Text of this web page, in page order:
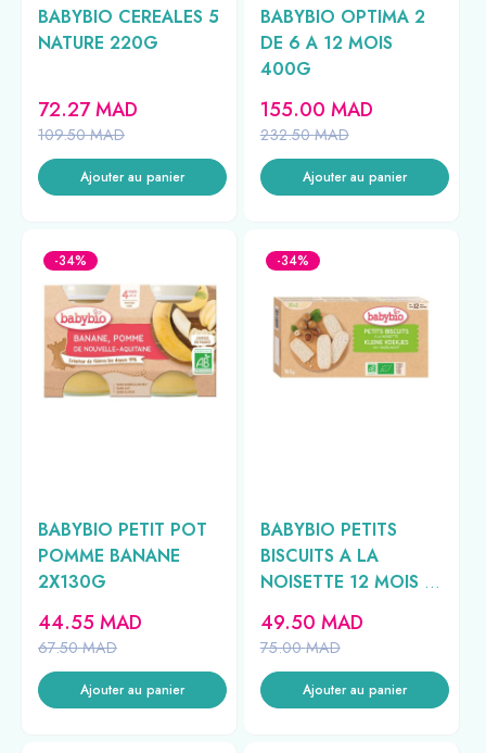
BABYBIO CEREALES 5
NATURE 220G
109.50MAD
72.27MAD
Ajouter au panier
BABYBIO OPTIMA 2
DE 6 A 12 MOIS
400G
232.50MAD
155.00 MAD
Ajouter au panier
-34%
BABYBIO PETIT POT
POMME BANANE
2X130G
67.50MAD
44.55 MAD
Ajouter au panier
-34%
BABYBIO PETITS
BISCUITS A LA
NOISETTE 12 MOIS +
10X2 //
75.00MAD
49.50 MAD
Ajouter au panier